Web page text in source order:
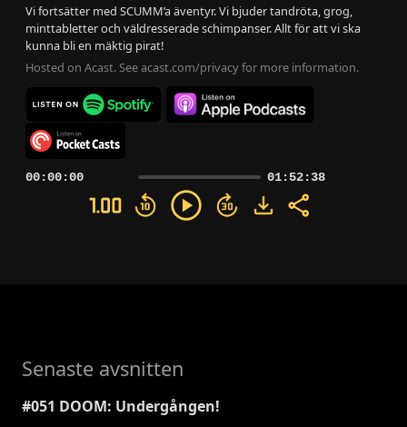
Vi fortsätter med SCUMM’a äventyr. Vi bjuder tandröta, grog,
minttabletter och väldresserade schimpanser. Allt för att vi ska
kunna bli en mäktig pirat!
Hosted on Acast. Seeacast.com/privacyfor more information.
00:00:00 01:52:38
Senaste avsnitten
#051 DOOM: Undergången!